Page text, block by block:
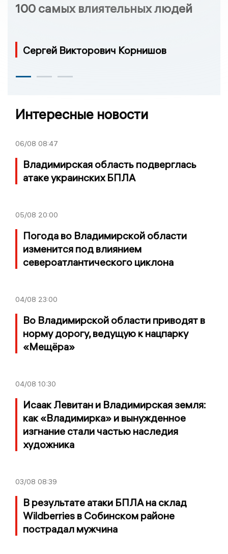
100 самых влиятельных людей
Сергей Викторович Корнишов
Интересные новости
06/08 08:47
Владимирская область подверглась
атаке украинских БПЛА
05/08 20:00
Погода во Владимирской области
изменится под влиянием
североатлантического циклона
04/08 23:00
Во Владимирской области приводят в
норму дорогу, ведущую к нацпарку
«Мещёра»
04/08 10:30
Исаак Левитан и Владимирская земля:
как «Владимирка» и вынужденное
изгнание стали частью наследия
художника
03/08 08:39
В результате атаки БПЛА на склад
Wildberries в Собинском районе
пострадал мужчина